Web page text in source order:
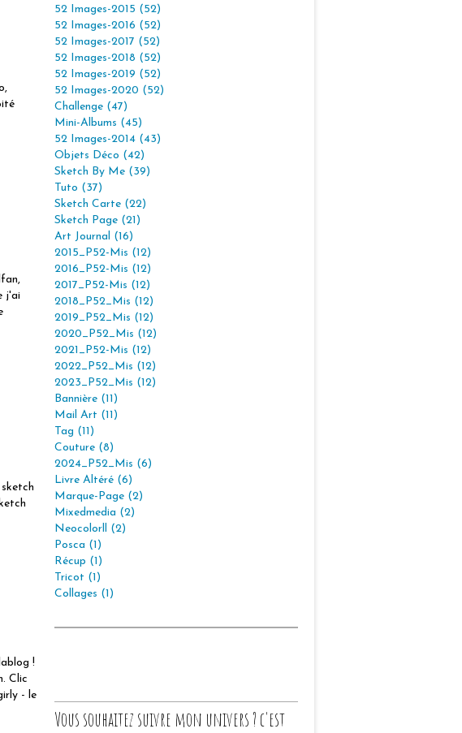
j'ai
!
Clic
- le
52 Images-2015 (52)
52 Images-2016 (52)
52 Images-2017 (52)
52 Images-2018 (52)
52 Images-2019 (52)
52 Images-2020 (52)
Challenge (47)
Mini-Albums (45)
52 Images-2014 (43)
Objets Déco (42)
Sketch By Me (39)
Tuto (37)
Sketch Carte (22)
Sketch Page (21)
Art Journal (16)
2015_P52-Mis (12)
2016_P52-Mis (12)
2017_P52-Mis (12)
2018_P52_Mis (12)
2019_P52_Mis (12)
2020_P52_Mis (12)
2021_P52-Mis (12)
2022_P52_Mis (12)
2023_P52_Mis (12)
Bannière (11)
Mail Art (11)
Tag (11)
Couture (8)
2024_P52_Mis (6)
Livre Altéré (6)
Marque-Page (2)
Mixedmedia (2)
Neocolorll (2)
Posca (1)
Récup (1)
Tricot (1)
Collages (1)
Vous souhaitez suivre mon univers ? c'est